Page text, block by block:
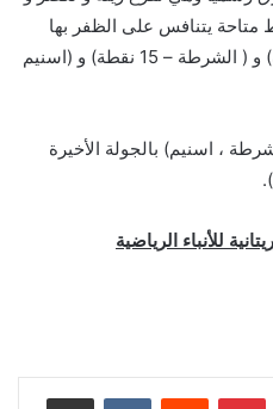
متاحة يتنافس على الظفر بها
ثلاث أندية هم (الساحل – 18 نقطة) و ( الشرطة – 15 نقطة) و (اسنيم
، اسنيم) بالجولة الأخيرة
للأنباء الرياضية
بينتيريست مشاركة عبر البريد